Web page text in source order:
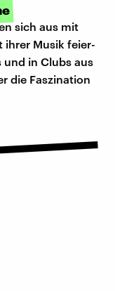
sich aus mit
ihrer Musik feier-
und in Clubs aus
die Faszination